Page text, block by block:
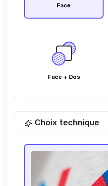
Face
Face + Dos
Choix technique